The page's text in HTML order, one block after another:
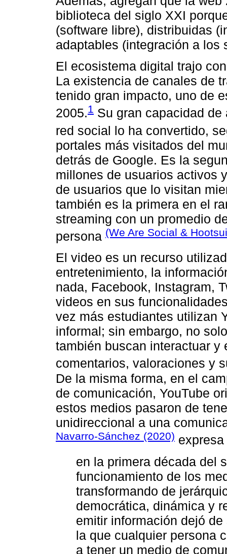
biblioteca del siglo XXI
(software libre), distribuidas
adaptables (integración a los
El ecosistema digital trajo
La existencia de canales de
tenido gran impacto, uno de
2005.1 Su gran capacidad
red social lo ha convertido,
portales más visitados del
detrás de Google. Es la
millones de usuarios activos
de usuarios que lo visitan
también es la primera en el
streaming con un promedio
persona (We Are Social &
El video es un recurso
entretenimiento, la
nada, Facebook, Instagram,
videos en sus
vez más estudiantes utilizan
informal; sin embargo, no
también buscan interactuar y
comentarios, valoraciones y
De la misma forma, en el
de comunicación, YouTube
estos medios pasaron de
unidireccional a una
Navarro-Sánchez (2020)
en la primera década del
funcionamiento de los
transformando de
democrática, dinámica y
emitir información dejó
la que cualquier persona
a tener un medio de